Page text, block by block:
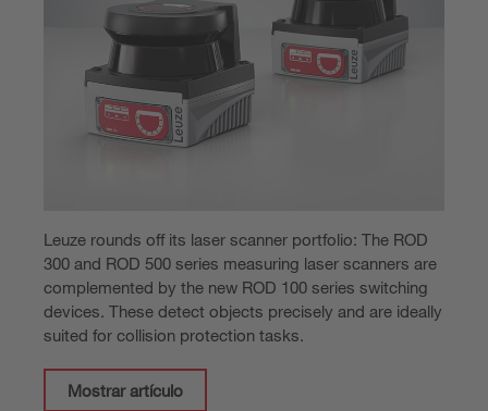
Leuze rounds off its laser scanner portfolio: The ROD
300 and ROD 500 series measuring laser scanners are
complemented by the new ROD 100 series switching
devices. These detect objects precisely and are ideally
suited for collision protection tasks.
Mostrar artículo